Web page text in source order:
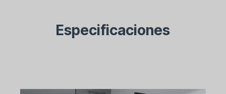
Especificaciones